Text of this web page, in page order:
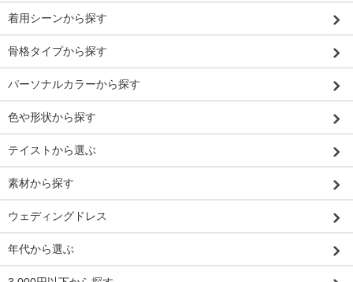
着用シーンから探す
骨格タイプから探す
パーソナルカラーから探す
色や形状から探す
テイストから選ぶ
素材から探す
ウェディングドレス
年代から選ぶ